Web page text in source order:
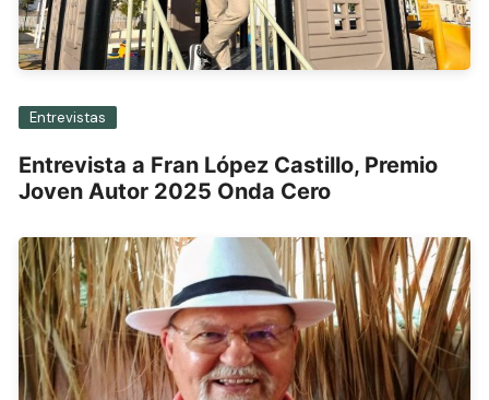
Entrevistas
Entrevista a Fran López Castillo, Premio
Joven Autor 2025 Onda Cero